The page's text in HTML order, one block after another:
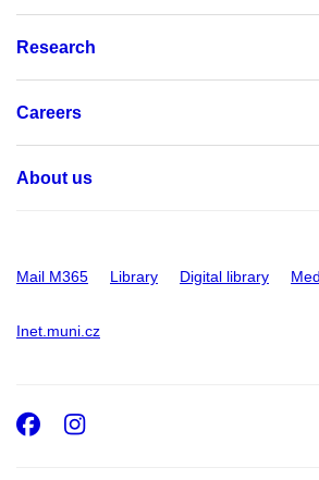
Research
Careers
About us
Mail M365 Library Digital library
Inet.muni.cz
Facebook
Instagram